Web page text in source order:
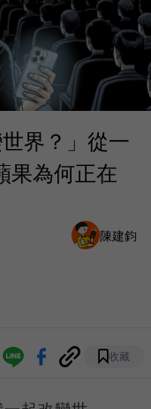
界？」從一
果為何正在
陳建鈞
收藏